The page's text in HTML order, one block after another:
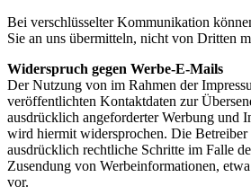
Bei verschlüsselter Kommunikation
Sie an uns übermitteln, nicht von Dritten
Widerspruch gegen Werbe-E-Mails
Der Nutzung von im Rahmen der
veröffentlichten Kontaktdaten zur
ausdrücklich angeforderter Werbung und
wird hiermit widersprochen. Die Betreiber
ausdrücklich rechtliche Schritte im Falle
Zusendung von Werbeinformationen,
vor.